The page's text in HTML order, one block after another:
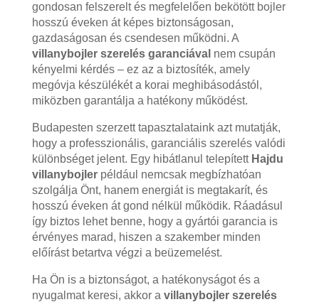
gondosan felszerelt és megfelelően bekötött bojler
hosszú éveken át képes biztonságosan,
gazdaságosan és csendesen működni. A
villanybojler szerelés garanciával nem csupán
kényelmi kérdés – ez az a biztosíték, amely
megóvja készülékét a korai meghibásodástól,
miközben garantálja a hatékony működést.
Budapesten szerzett tapasztalataink azt mutatják,
hogy a professzionális, garanciális szerelés valódi
különbséget jelent. Egy hibátlanul telepített Hajdu
villanybojlerpéldául nemcsak megbízhatóan
szolgálja Önt, hanem energiát is megtakarít, és
hosszú éveken át gond nélkül működik. Ráadásul
így biztos lehet benne, hogy a gyártói garancia is
érvényes marad, hiszen a szakember minden
előírást betartva végzi a beüzemelést.
Ha Ön is a biztonságot, a hatékonyságot és a
nyugalmat keresi, akkor a villanybojler szerelés